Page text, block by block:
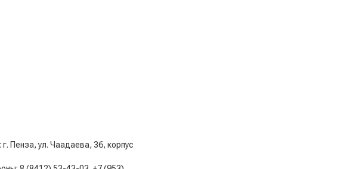
Пенза, ул. Чаадаева, 36, корпус